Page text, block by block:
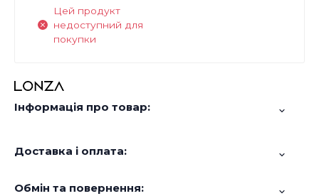
Цей продукт
недоступний для
покупки
Інформація про товар:
Доставка і оплата:
Обмін та повернення: